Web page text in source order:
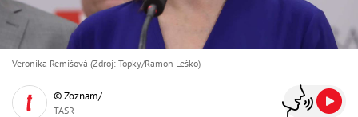
Veronika Remišová (Zdroj: Topky/Ramon Leško)
© Zoznam/
TASR